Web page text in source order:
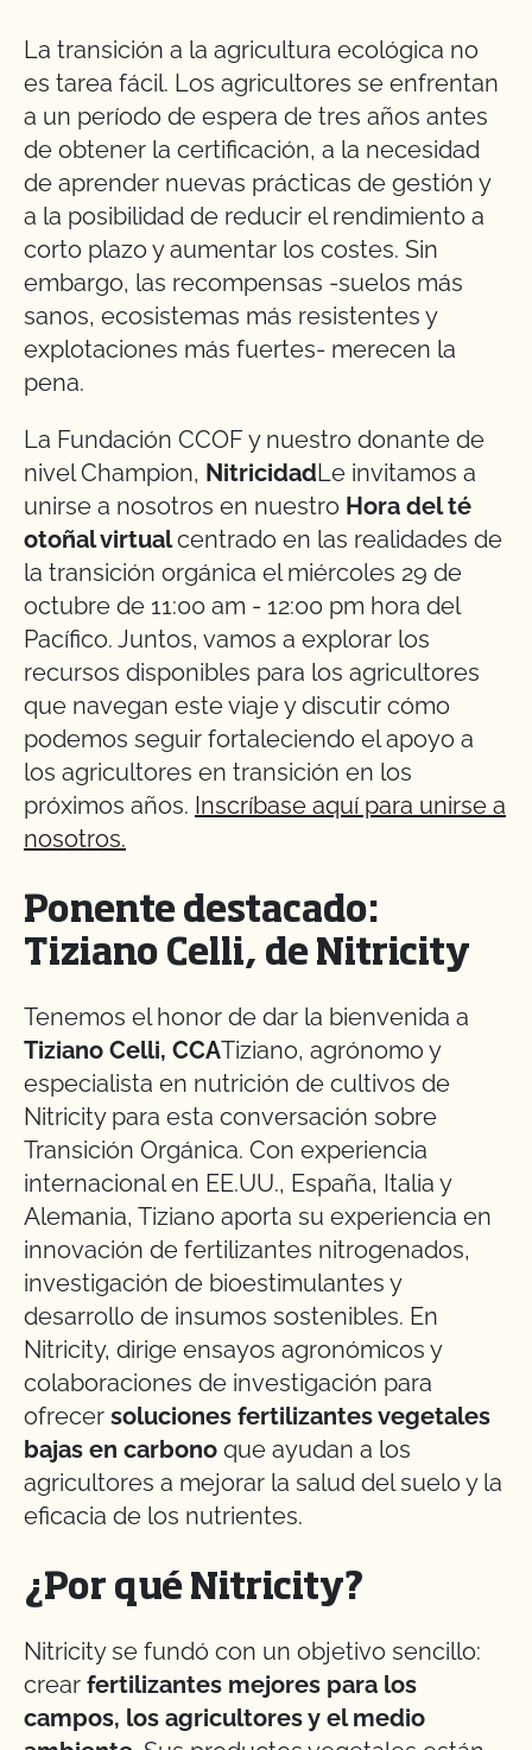
La transición a la agricultura ecológica no
es tarea fácil. Los agricultores se enfrentan
a un período de espera de tres años antes
de obtener la certificación, a la necesidad
de aprender nuevas prácticas de gestión y
a la posibilidad de reducir el rendimiento a
corto plazo y aumentar los costes. Sin
embargo, las recompensas -suelos más
sanos, ecosistemas más resistentes y
explotaciones más fuertes- merecen la
pena.
La Fundación CCOF y nuestro donante de
nivel Champion, NitricidadLe invitamos a
unirse a nosotros en nuestro Hora del té
otoñal virtualcentrado en las realidades de
la transición orgánica el miércoles 29 de
octubre de 11:00 am - 12:00 pm hora del
Pacífico. Juntos, vamos a explorar los
recursos disponibles para los agricultores
que navegan este viaje y discutir cómo
podemos seguir fortaleciendo el apoyo a
los agricultores en transición en los
próximos años. Inscríbase aquí para unirse a
nosotros.
Ponente destacado:
Tiziano Celli, de Nitricity
Tenemos el honor de dar la bienvenida a
Tiziano Celli, CCATiziano, agrónomo y
especialista en nutrición de cultivos de
Nitricity para esta conversación sobre
Transición Orgánica. Con experiencia
internacional en EE.UU., España, Italia y
Alemania, Tiziano aporta su experiencia en
innovación de fertilizantes nitrogenados,
investigación de bioestimulantes y
desarrollo de insumos sostenibles. En
Nitricity, dirige ensayos agronómicos y
colaboraciones de investigación para
ofrecer soluciones fertilizantes vegetales
bajas en carbono que ayudan a los
agricultores a mejorar la salud del suelo y la
eficacia de los nutrientes.
¿Por qué Nitricity?
Nitricity se fundó con un objetivo sencillo:
crear fertilizantes mejores para los
campos, los agricultores y el medio